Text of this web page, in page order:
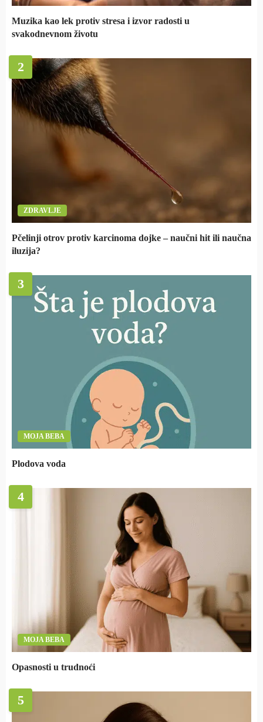
Muzika kao lek protiv stresa i izvor radosti u
svakodnevnom životu
2
ZDRAVLJE
Pčelinji otrov protiv karcinoma dojke – naučni hit ili naučna
iluzija?
3
MOJA BEBA
Plodova voda
4
MOJA BEBA
Opasnosti u trudnoći
5